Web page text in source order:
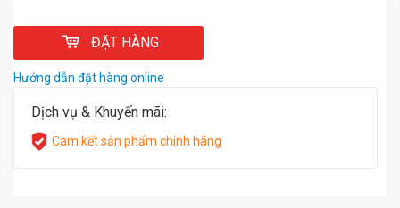
ĐẶT HÀNG
Hướng dẫn đặt hàng online
Dịch vụ & Khuyến mãi:
Cam kết sản phẩm chính hãng